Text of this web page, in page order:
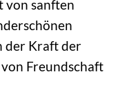
von sanften
der Kraft der
Freundschaft